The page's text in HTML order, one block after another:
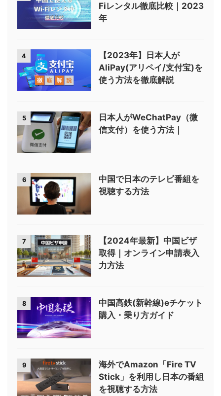
Fiレンタル徹底比較｜2023
年
4
【2023年】日本人が
AliPay(アリペイ/支付宝)を
使う方法を徹底解説
5
日本人がWeChatPay（微
信支付）を使う方法｜
6
中国で日本のテレビ番組を
視聴する方法
7
【2024年最新】中国ビザ
取得｜オンライン申請表入
力方法
8
中国高鉄(新幹線)eチケット
購入・乗り方ガイド
9
海外でAmazon「Fire TV
Stick」を利用し日本の番組
を視聴する方法